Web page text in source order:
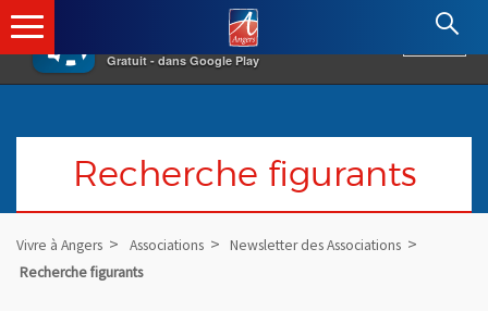
×
Gratuit - dans Google Play
Angers.fr : Retour à l'accueil
Recherche figurants
Vivre à Angers Associations
Newsletter des Associations
Recherche figurants